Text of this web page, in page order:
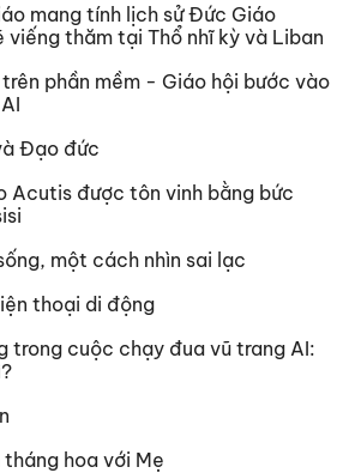
mang tính lịch sử Đức Giáo
viếng thăm tại Thổ nhĩ kỳ và Liban
phần mềm - Giáo hội bước vào
Đạo đức
Acutis được tôn vinh bằng bức
một cách nhìn sai lạc
thoại di động
trong cuộc chạy đua vũ trang AI:
hoa với Mẹ